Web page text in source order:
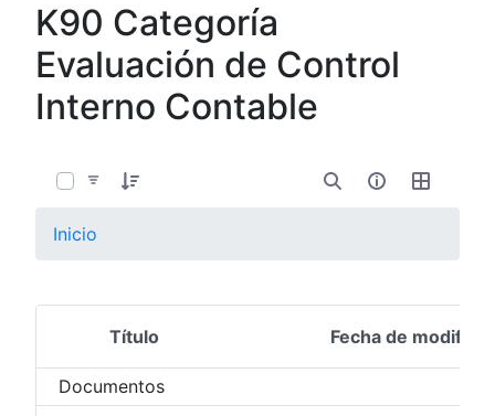
K90 Categoría
Evaluación de Control
Interno Contable
Inicio
Selección del elemento
Título Fecha de
Documentos